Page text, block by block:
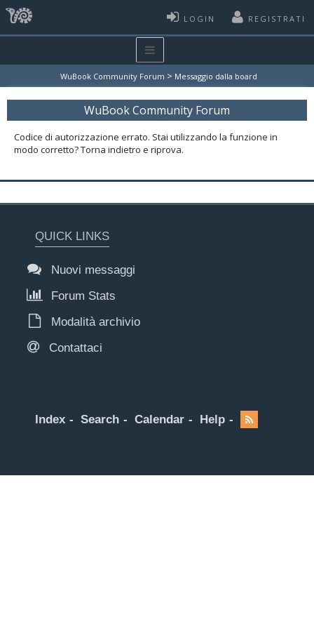
LOGIN REGISTRATI
WuBook Community Forum > Messaggio dalla board
WuBook Community Forum
Codice di autorizzazione errato. Stai utilizzando la funzione in
modo corretto? Torna indietro e riprova.
QUICK LINKS
Nuovi messaggi
Forum Stats
Modalità archivio
Contattaci
Index Search Calendar Help